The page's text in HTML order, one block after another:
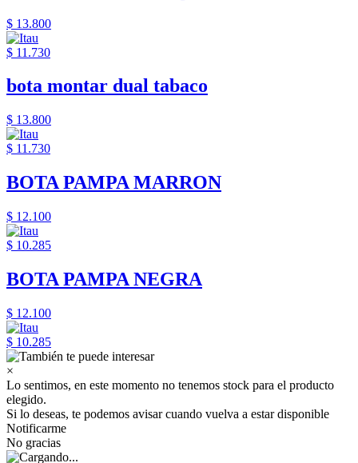
$ 13.800
$ 11.730
bota montar dual tabaco
$ 13.800
$ 11.730
BOTA PAMPA MARRON
$ 12.100
$ 10.285
BOTA PAMPA NEGRA
$ 12.100
$ 10.285
×
Lo sentimos, en este momento no tenemos stock para el producto
elegido.
Si lo deseas, te podemos avisar cuando vuelva a estar disponible
Notificarme
No gracias